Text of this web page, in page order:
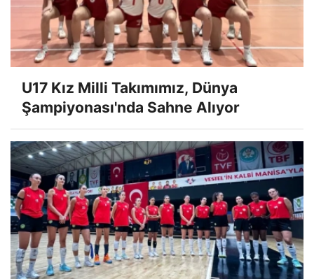
U17 Kız Milli Takımımız, Dünya
Şampiyonası'nda Sahne Alıyor